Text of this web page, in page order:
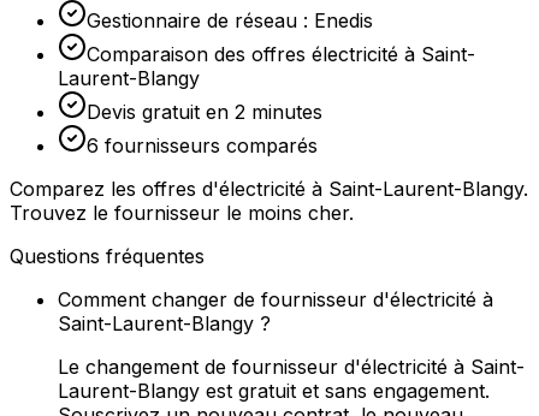
Gestionnaire de réseau : Enedis
Comparaison des offres électricité à Saint-
Laurent-Blangy
Devis gratuit en 2 minutes
6 fournisseurs comparés
Comparez les offres d'électricité à Saint-Laurent-Blangy.
Trouvez le fournisseur le moins cher.
Questions fréquentes
Comment changer de fournisseur d'électricité à
Saint-Laurent-Blangy ?
Le changement de fournisseur d'électricité à Saint-
Laurent-Blangy est gratuit et sans engagement.